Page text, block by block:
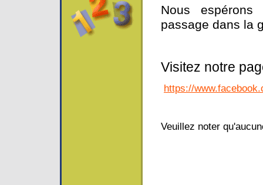
Nous
passage dans la
Visitez notre
https://
Veuillez noter